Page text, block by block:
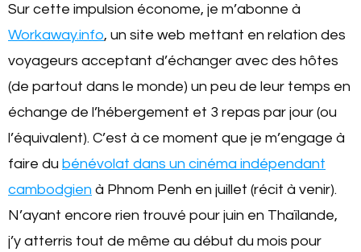
Sur cette impulsion économe, je m’abonne à
Workaway.info, un site web mettant en relation des
voyageurs acceptant d’échanger avec des hôtes
(de partout dans le monde) un peu de leur temps en
échange de l’hébergement et 3 repas par jour (ou
l’équivalent). C’est à ce moment que je m’engage à
faire du bénévolat dans un cinéma indépendant
cambodgien à Phnom Penh en juillet (récit à venir).
N’ayant encore rien trouvé pour juin en Thaïlande,
j’y atterris tout de même au début du mois pour